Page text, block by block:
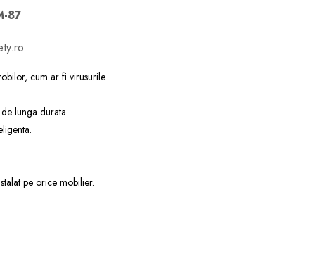
87
cum ar fi virusurile
lunga durata.
pe orice mobilier.